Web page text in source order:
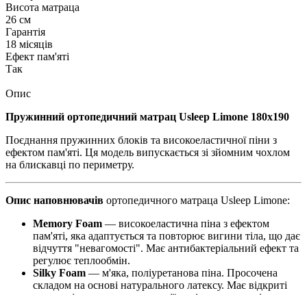
Висота матраца
26 см
Гарантія
18 місяців
Ефект пам'яті
Так
Опис
Пружинний ортопедичний матрац Usleep Limone 180х190
Поєднання пружинних блоків та високоеластичної піни з
ефектом пам'яті. Ця модель випускається зі зйомним чохлом
на блискавці по периметру.
Опис наповнювачів ортопедичного матраца Usleep Limone:
Memory Foam — високоеластична піна з ефектом
пам'яті, яка адаптується та повторює вигини тіла, що дає
відчуття "невагомості". Має антибактеріальний ефект та
регулює теплообмін.
Silky Foam — м'яка, поліуретанова піна. Просочена
складом на основі натурального латексу. Має відкриті